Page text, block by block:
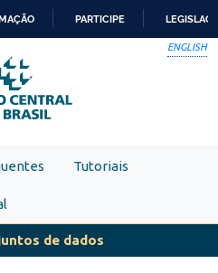
PARA
O
CONTEÚDO
PARTICIPE
ENGLISH
Tutoriais
de dados